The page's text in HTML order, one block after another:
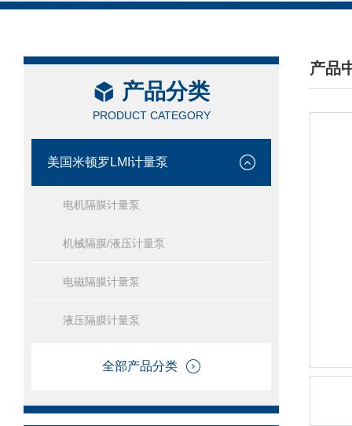
产品分类
PRODUCT CATEGORY
美国米顿罗LMI计量泵
电机隔膜计量泵
机械隔膜/液压计量泵
电磁隔膜计量泵
液压隔膜计量泵
全部产品分类
产品
/